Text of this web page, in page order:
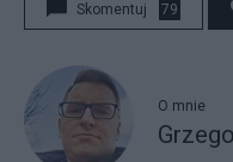
Skomentuj 79
O mnie